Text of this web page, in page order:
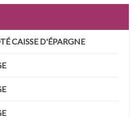
CAISSE D'ÉPARGNE